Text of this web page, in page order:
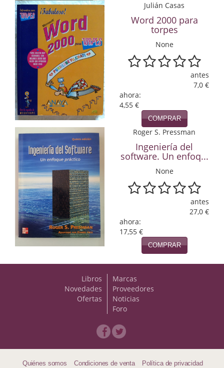
Literatura hispanoamericana
Local
Mafia y espionaje
Matemáticas
Medicina
Naturaleza
Novela Extranjera
Novela fantástica
Novela histórica
Novela negra
Papás, Mamás, bebés...
Julián Casas
Word 2000 para
torpes
None
antes
7,0 €
ahora:
4,55 €
COMPRAR
Roger S. Pressman
Ingeniería del
software. Un enfoq...
None
antes
27,0 €
ahora:
17,55 €
COMPRAR
Libros
Novedades
Ofertas
Marcas
Proveedores
Noticias
Foro
Quiénes somos Condiciones de venta Política de privacidad